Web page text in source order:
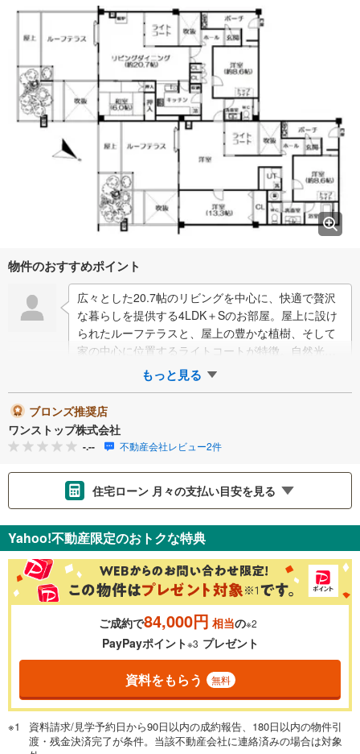
物件のおすすめポイント
広々とした20.7帖のリビングを中心に、快適で贅沢
な暮らしを提供する4LDK＋Sのお部屋。屋上に設け
られたルーフテラスと、屋上の豊かな植樹、そして
家の中心に位置するライトコートが特徴。自然光と
緑をふんだんに取り入れた明るく開放的な…
もっと見る
ブロンズ推奨店
ワンストップ株式会社
-.-- 不動産会社レビュー2件
住宅ローン 月々の支払い目安を見る
金利 ％
0.01%
一般的には最長35年まで借り入れ可能です。多くの金融機関
が完済時の年齢は80歳までを条件としています。
頭金 万円
Yahoo!不動産限定のおトクな特典
ご成約で84,000円 相当の※2
PayPayポイント※3 プレゼント
資料をもらう 無料
資料請求/見学予約日から90日以内の成約報告、180日以内の物件引
渡・残金決済完了が条件。当該不動産会社に連絡済みの場合は対象